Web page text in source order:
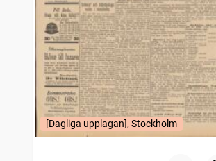
[Dagliga upplagan], Stockholm